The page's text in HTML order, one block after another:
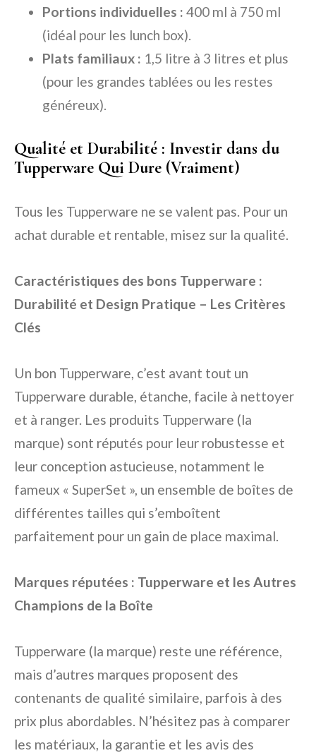
Portions individuelles : 400 ml à 750 ml
(idéal pour les lunch box).
Plats familiaux : 1,5 litre à 3 litres et plus
(pour les grandes tablées ou les restes
généreux).
Qualité et Durabilité : Investir dans du
Tupperware Qui Dure (Vraiment)
Tous les Tupperware ne se valent pas. Pour un
achat durable et rentable, misez sur la qualité.
Caractéristiques des bons Tupperware :
Durabilité et Design Pratique – Les Critères
Clés
Un bon Tupperware, c’est avant tout un
Tupperware durable, étanche, facile à nettoyer
et à ranger. Les produits Tupperware (la
marque) sont réputés pour leur robustesse et
leur conception astucieuse, notamment le
fameux « SuperSet », un ensemble de boîtes de
différentes tailles qui s’emboîtent
parfaitement pour un gain de place maximal.
Marques réputées : Tupperware et les Autres
Champions de la Boîte
Tupperware (la marque) reste une référence,
mais d’autres marques proposent des
contenants de qualité similaire, parfois à des
prix plus abordables. N’hésitez pas à comparer
les matériaux, la garantie et les avis des